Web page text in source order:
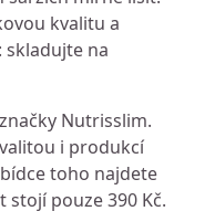
kvalitu a
skladujte na
Nutrisslim.
i produkcí
toho najdete
pouze 390 Kč.